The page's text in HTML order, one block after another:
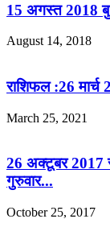
15 अगस्त 2018
August 14, 2018
राशिफल :26 मार्च
March 25, 2021
26 अक्टूबर 2017
गुरुवार...
October 25, 2017